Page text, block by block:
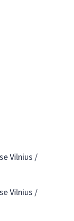
Vilnius /
Vilnius /